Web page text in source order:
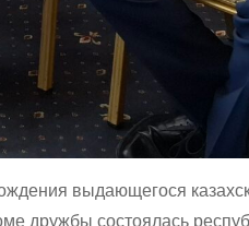
выдающегося